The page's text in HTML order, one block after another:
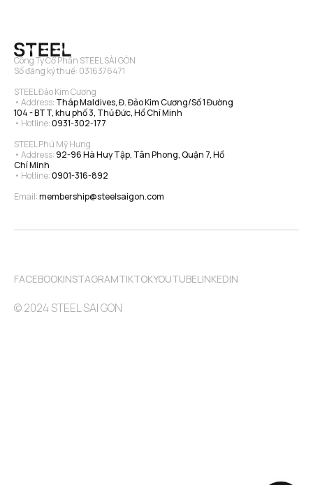
Công Ty Cổ Phần STEEL SÀI GÒN
Số đăng ký thuế: 0316376471
STEEL Đảo Kim Cương
• Address: Tháp Maldives, Đ. Đảo Kim Cương/Số 1 Đường
104 - BTT, khu phố 3, Thủ Đức, Hồ Chí Minh
• Hotline: 0931-302-177
STEEL Phú Mỹ Hưng
• Address: 92-96 Hà Huy Tập, Tân Phong, Quận 7, Hồ
Chí Minh
• Hotline: 0901-316-892
Email: membership@steelsaigon.com
FACEBOOKINSTAGRAMTIKTOKYOUTUBELINKEDIN
© 2024 STEEL SAI GON